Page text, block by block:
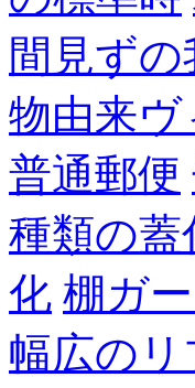
間見ずの
物由来
普通郵便
種類の蓋
化 棚ガ
幅広の